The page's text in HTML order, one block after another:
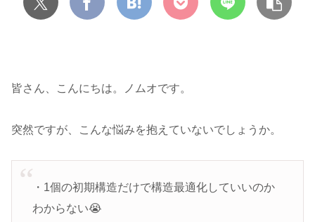
皆さん、こんにちは。ノムオです。
突然ですが、こんな悩みを抱えていないでしょうか。
・1個の初期構造だけで構造最適化していいのか
わからない😭